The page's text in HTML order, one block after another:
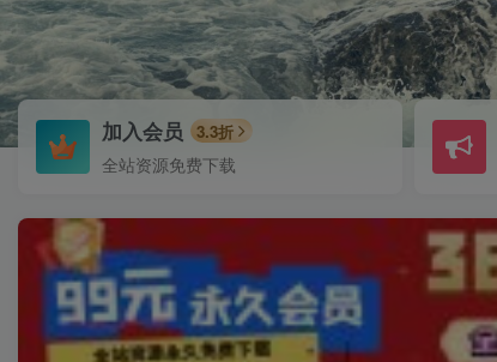
加入会员 3.3折
全站资源免费下载